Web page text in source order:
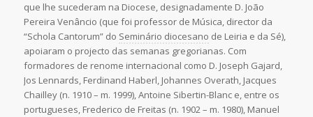
que lhe sucederam na Diocese, designadamente D. João
Pereira Venâncio (que foi professor de Música, director da
“Schola Cantorum” do Seminário diocesano de Leiria e da Sé),
apoiaram o projecto das semanas gregorianas. Com
formadores de renome internacional como D. Joseph Gajard,
Jos Lennards, Ferdinand Haberl, Johannes Overath, Jacques
Chailley (n. 1910 – m. 1999), Antoine Sibertin-Blanc e, entre os
portugueses, Frederico de Freitas (n. 1902 – m. 1980), Manuel